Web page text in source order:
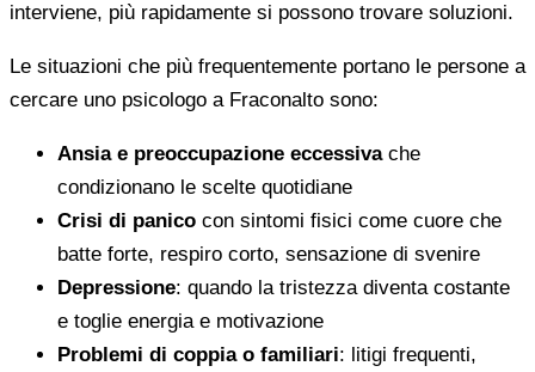
interviene, più rapidamente si possono trovare soluzioni.
Le situazioni che più frequentemente portano le persone a
cercare uno psicologo a Fraconalto sono:
Ansia e preoccupazione eccessivache
condizionano le scelte quotidiane
Crisi di panico con sintomi fisici come cuore che
batte forte, respiro corto, sensazione di svenire
Depressione: quando la tristezza diventa costante
e toglie energia e motivazione
Problemi di coppia o familiari: litigi frequenti,